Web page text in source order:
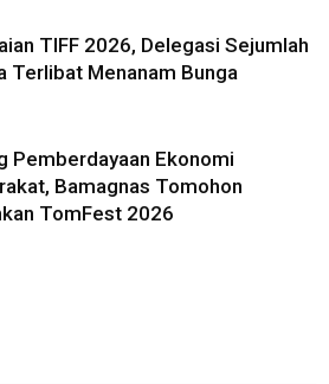
TIFF 2026, Delegasi Sejumlah
Terlibat Menanam Bunga
Pemberdayaan Ekonomi
Bamagnas Tomohon
TomFest 2026